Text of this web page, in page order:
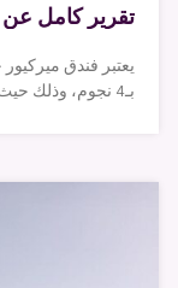
تقرير كامل
يعتبر فندق
بـ4 نجوم، وذلك حيث أن الفندق يوجد في